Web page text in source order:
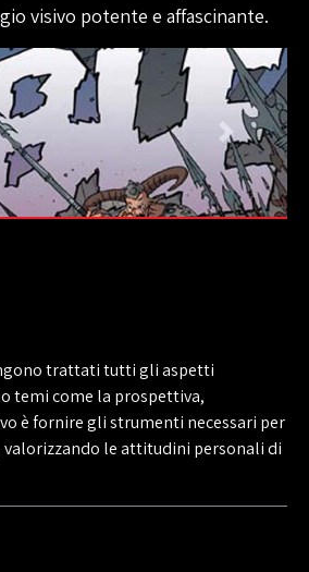
visivo potente e affascinante.
trattati tutti gli aspetti
temi come la prospettiva,
è fornire gli strumenti necessari per
le attitudini personali di